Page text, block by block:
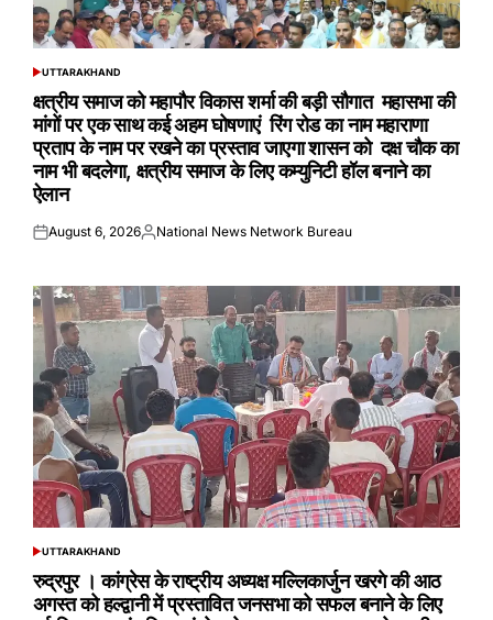
POSTED
UTTARAKHAND
क्षत्रीय समाज को महापौर विकास शर्मा की बड़ी सौगात महासभा की
मांगों पर एक साथ कई अहम घोषणाएं रिंग रोड का नाम महाराणा
प्रताप के नाम पर रखने का प्रस्ताव जाएगा शासन को दक्ष चौक का
नाम भी बदलेगा, क्षत्रीय समाज के लिए कम्युनिटी हॉल बनाने का
ऐलान
Posted
August 6, 2026Posted
National News Network Bureau
POSTED
UTTARAKHAND
रुद्रपुर । कांग्रेस के राष्ट्रीय अध्यक्ष मल्लिकार्जुन खरगे की आठ
अगस्त को हल्द्वानी में प्रस्तावित जनसभा को सफल बनाने के लिए